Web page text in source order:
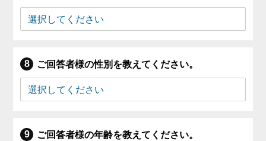
ご回答者様の性別を教えてください。
ご回答者様の年齢を教えてください。